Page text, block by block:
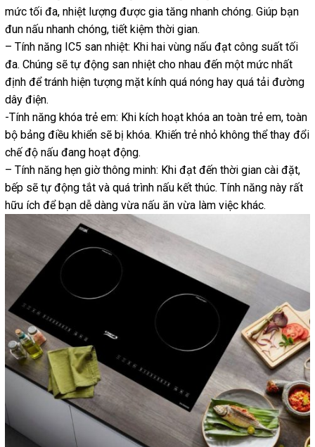
mức tối đa, nhiệt lượng được gia tăng nhanh chóng. Giúp bạn
đun nấu nhanh chóng, tiết kiệm thời gian.
– Tính năng IC5 san nhiệt: Khi hai vùng nấu đạt công suất tối
đa. Chúng sẽ tự động san nhiệt cho nhau đến một mức nhất
định để tránh hiện tượng mặt kính quá nóng hay quá tải đường
dây điện.
-Tính năng khóa trẻ em: Khi kích hoạt khóa an toàn trẻ em, toàn
bộ bảng điều khiển sẽ bị khóa. Khiến trẻ nhỏ không thể thay đổi
chế độ nấu đang hoạt động.
– Tính năng hẹn giờ thông minh: Khi đạt đến thời gian cài đặt,
bếp sẽ tự động tắt và quá trình nấu kết thúc. Tính năng này rất
hữu ích để bạn dễ dàng vừa nấu ăn vừa làm việc khác.